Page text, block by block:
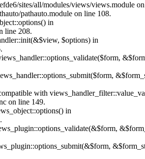
sites/all/modules/views/views.module
pathauto.module on line 108.
in
line 208.
$options) in
with
on line 149.
in